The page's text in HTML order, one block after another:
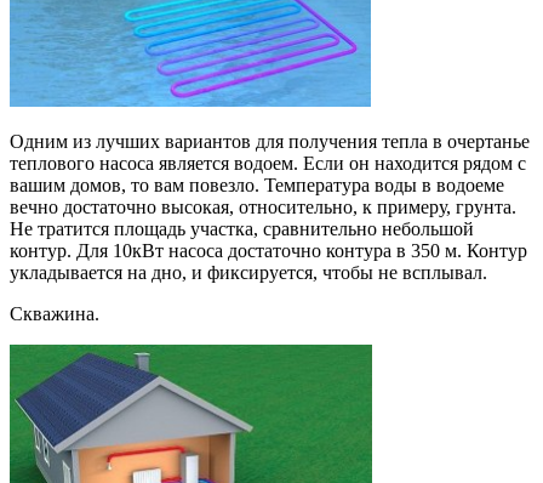
Одним из лучших вариантов для получения тепла в очертанье
теплового насоса является водоем. Если он находится рядом с
вашим домов, то вам повезло. Температура воды в водоеме
вечно достаточно высокая, относительно, к примеру, грунта.
Не тратится площадь участка, сравнительно небольшой
контур. Для 10кВт насоса достаточно контура в 350 м. Контур
укладывается на дно, и фиксируется, чтобы не всплывал.
Скважина.